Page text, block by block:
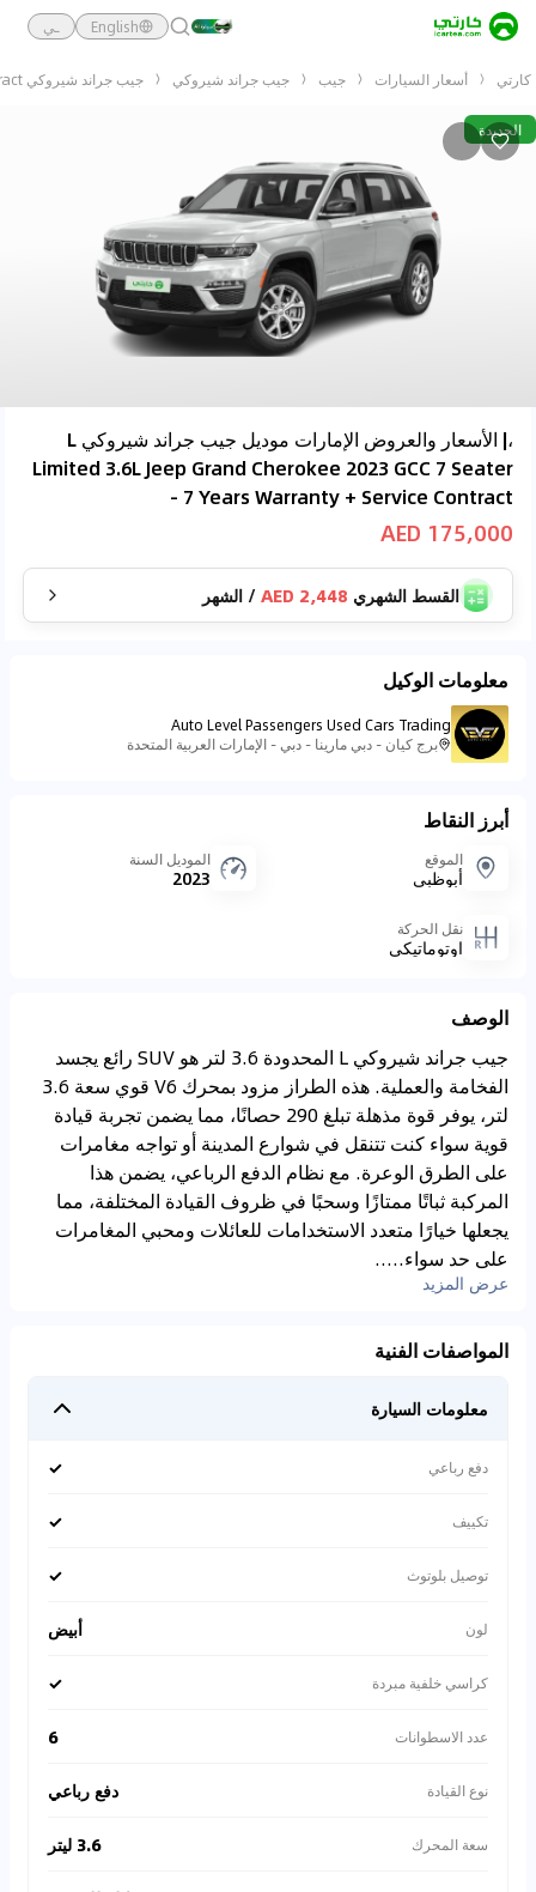
English ـي
كارتي أسعار السيارات جيب جيب جراند شيروكي جيب جراند شيروكي L Limited 3.6L Jeep Grand Cherokee 2023 GCC 7 Seater - 7 Years Warranty + Service Contract
الجديدة
،| الأسعار والعروض الإمارات موديل جيب جراند شيروكي L
Limited 3.6L Jeep Grand Cherokee 2023 GCC 7 Seater
- 7 Years Warranty + Service Contract
175,000 AED
القسط الشهري 2,448 AED
/ الشهر
معلومات الوكيل
Auto Level Passengers Used Cars Trading
برج كيان - دبي مارينا - دبي - الإمارات العربية المتحدة
أبرز النقاط
الموقع
أبوظبي
الموديل السنة
2023
نقل الحركة
اوتوماتيكي
الوصف
جيب جراند شيروكي L المحدودة 3.6 لتر هو SUV رائع يجسد
الفخامة والعملية. هذه الطراز مزود بمحرك V6 قوي سعة 3.6
لتر، يوفر قوة مذهلة تبلغ 290 حصانًا، مما يضمن تجربة قيادة
قوية سواء كنت تتنقل في شوارع المدينة أو تواجه مغامرات
على الطرق الوعرة. مع نظام الدفع الرباعي، يضمن هذا
المركبة ثباتًا ممتازًا وسحبًا في ظروف القيادة المختلفة، مما
يجعلها خيارًا متعدد الاستخدامات للعائلات ومحبي المغامرات
على حد سواء.....
عرض المزيد
المواصفات الفنية
معلومات السيارة
دفع رباعي ✓
تكييف ✓
توصيل بلوتوث ✓
لون أبيض
كراسي خلفية مبردة ✓
عدد الاسطوانات 6
نوع القيادة دفع رباعي
سعة المحرك 3.6 ليتر